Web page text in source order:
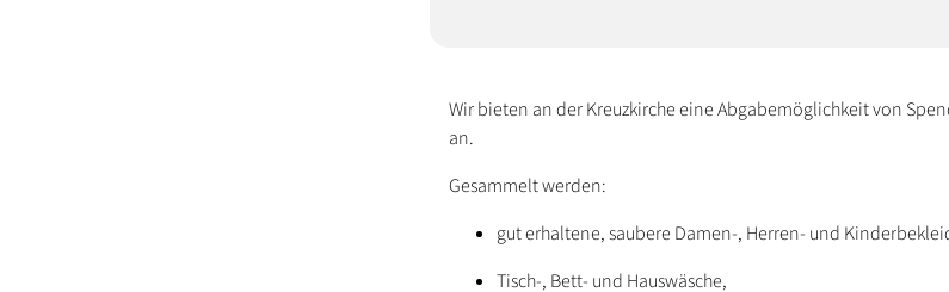
Wir bieten an der Kreuzkirche eine Abgabemöglichkeit von
an.
Gesammelt werden:
gut erhaltene, saubere Damen-, Herren- und
Tisch-, Bett- und Hauswäsche,